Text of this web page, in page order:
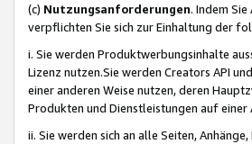
(c) Nutzungsanforderungen. Indem
verpflichten Sie sich zur Einhaltung der
i. Sie werden Produktwerbungsinhalte
Lizenz nutzen.Sie werden Creators API
einer anderen Weise nutzen, deren
Produkten und Dienstleistungen auf
ii. Sie werden sich an alle Seiten,